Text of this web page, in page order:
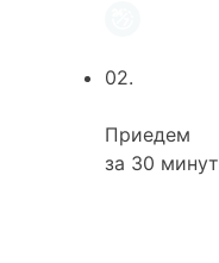
02.
Приедем
за 30 минут